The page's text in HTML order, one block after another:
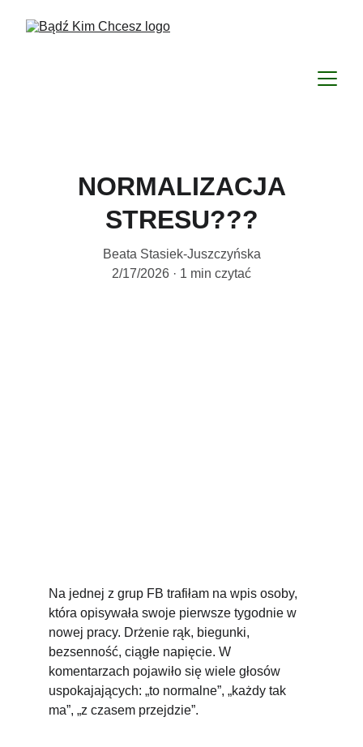
NORMALIZACJA
STRESU???
Beata Stasiek-Juszczyńska
2/17/2026
1 min czytać
Na jednej z grup FB trafiłam na wpis osoby,
która opisywała swoje pierwsze tygodnie w
nowej pracy. Drżenie rąk, biegunki,
bezsenność, ciągłe napięcie. W
komentarzach pojawiło się wiele głosów
uspokajających: „to normalne”, „każdy tak
ma”, „z czasem przejdzie”.